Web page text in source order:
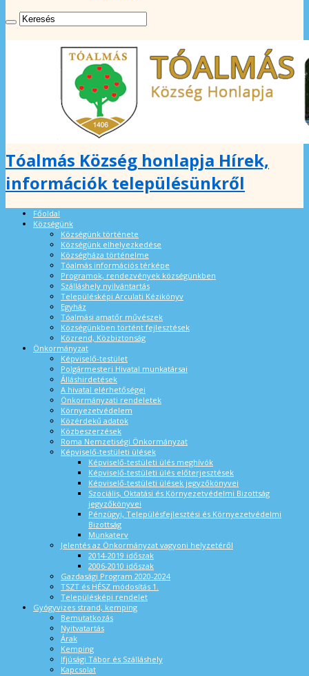
Tóalmás Község honlapja Hírek,
információk településünkről
Főoldal
Községünk
Községünk története
Községünk elhelyezkedése
Községháza történelme
Tóalmás információs térképe
Programok, rendezvények községünkben
Szálláshely nyilvántartás
Településképi Arculati Kézikönyv
Egyház
Tóalmási amatőr művészek
Községünkben történt fejlesztések
Közrend, Közbiztonság
Önkormányzat
Képviselő-testület
Polgármesteri Hivatal munkatársai
Álláshirdetések
A hivatal elérhetőségei
Önkormányzati rendeletek
Környezetvédelem
Közérdekű adatok
Közbeszerzések
Roma Nemzetiségi Önkormányzat
Képviselő-testületi ülések
Képviselő-testületi ülés meghívók
Képviselő-testületi ülés előterjesztések
Képviselő-testületi ülések jegyzőkönyvei
Szociális, Oktatási és Környezetvédelmi Bizottság
jegyzőkönyvei
Pénzügyi, Településfejlesztési és Környezetvédelmi
Bizottság
Munkaterv
Jelentés az Önkormányzat vagyoni helyzetéről
2014-2019 időszak
2006-2010 időszak
Gazdasági Program 2020-2024
TSZT és HÉSZ módosítás 1.
Településképi rendelet
Gyógyvizes strand, kemping
Bemutatkozás
Nyitvatartás
Árak
Kemping
Ifjúsági Tábor és Szálláshely
Kapcsolat